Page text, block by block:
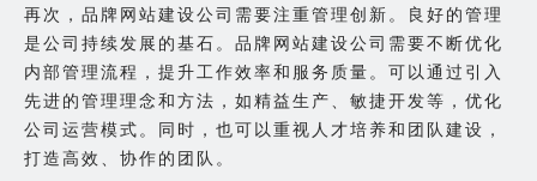
再次，品牌网站建设公司需要注重管理创新。良好的管理
是公司持续发展的基石。品牌网站建设公司需要不断优化
内部管理流程，提升工作效率和服务质量。可以通过引入
先进的管理理念和方法，如精益生产、敏捷开发等，优化
公司运营模式。同时，也可以重视人才培养和团队建设，
打造高效、协作的团队。